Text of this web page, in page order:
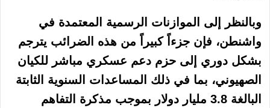
وبالنظر إلى الموازنات الرسمية المعتمدة في
واشنطن، فإن جزءاً كبيراً من هذه الضرائب يترجم
بشكل دوري إلى حزم دعم عسكري مباشر للكيان
الصهيوني، بما في ذلك المساعدات السنوية الثابتة
البالغة 3.8 مليار دولار بموجب مذكرة التفاهم